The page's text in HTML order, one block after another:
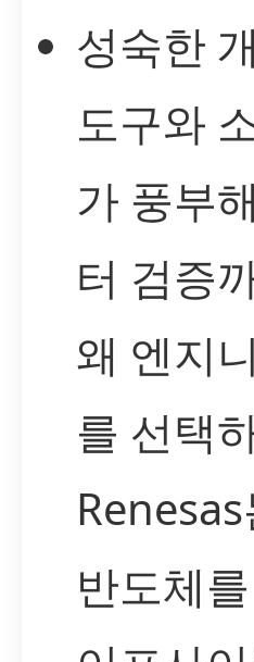
성숙한
도구와
가 풍부
터 검증
왜 엔지
를 선택
반도체